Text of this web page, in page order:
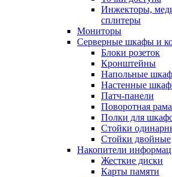
Инжекторы,
сплитеры
Мониторы
Серверные шкафы и
Блоки розеток
Кронштейны
Напольные
Настенные
Патч-панели
Поворотная
Полки для
Стойки
Стойки двойные
Накопители
Жесткие диски
Карты памяти